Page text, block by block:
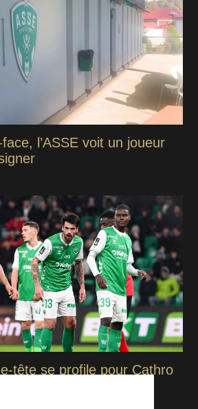
l’ASSE voit un joueur
tête se profile pour Cathro